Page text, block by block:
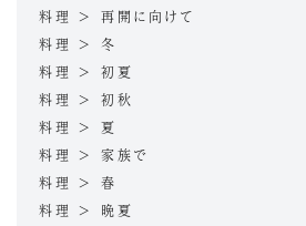
料理 > 再開に向けて
料理 > 冬
料理 > 初夏
料理 > 初秋
料理 > 夏
料理 > 家族で
料理 > 春
料理 > 晩夏